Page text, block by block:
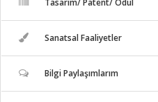
Tasarım/ Patent/ Ödül
Sanatsal Faaliyetler
Bilgi Paylaşımlarım